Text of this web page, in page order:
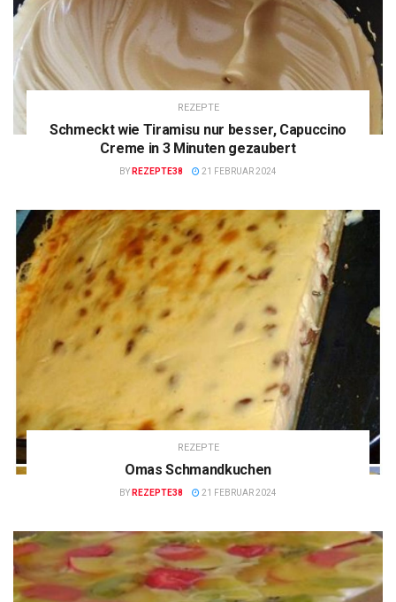
REZEPTE
Schmeckt wie Tiramisu nur besser, Capuccino
Creme in 3 Minuten gezaubert
BY REZEPTE38 21 FEBRUAR 2024
REZEPTE
Omas Schmandkuchen
BY REZEPTE38 21 FEBRUAR 2024